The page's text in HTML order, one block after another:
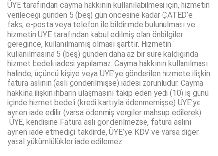
ÜYE tarafından cayma hakkının kullanılabilmesi için, hizmetin
verileceği günden 5 (beş) gün öncesine kadar ÇATED’e
faks, e-posta veya telefon ile bildirimde bulunulması ve
hizmetin ÜYE tarafından kabul edilmiş olan önbilgiler
gereğince, kullanılmamış olması şarttır. Hizmetin
kullanılmasına 5 (beş) günden daha az bir süre kaldığında
hizmet bedeli iadesi yapılamaz. Cayma hakkının kullanılması
halinde, üçüncü kişiye veya ÜYE’ye gönderilen hizmete ilişkin
fatura aslının (aslı gönderilmişse) iadesi zorunludur. Cayma
hakkına ilişkin ihbarın ulaşmasını takip eden yedi (10) iş günü
içinde hizmet bedeli (kredi kartıyla ödenmemişse) ÜYE’ye
aynen iade edilir (varsa ödenmiş vergiler mahsup edilerek).
ÜYE, kendisine Fatura aslı gönderilmezse, fatura aslını
aynen iade etmediği takdirde, ÜYE’ye KDV ve varsa diğer
yasal yükümlülükler iade edilemez.